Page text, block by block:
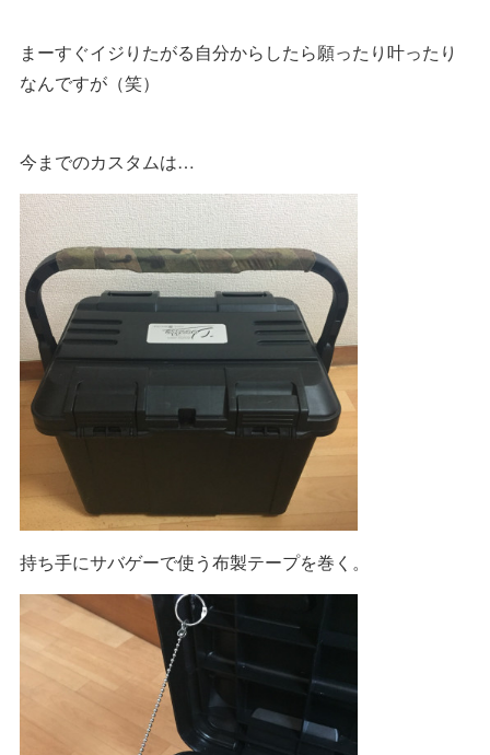
まーすぐイジりたがる自分からしたら願ったり叶ったり
なんですが（笑）
今までのカスタムは…
持ち手にサバゲーで使う布製テープを巻く。